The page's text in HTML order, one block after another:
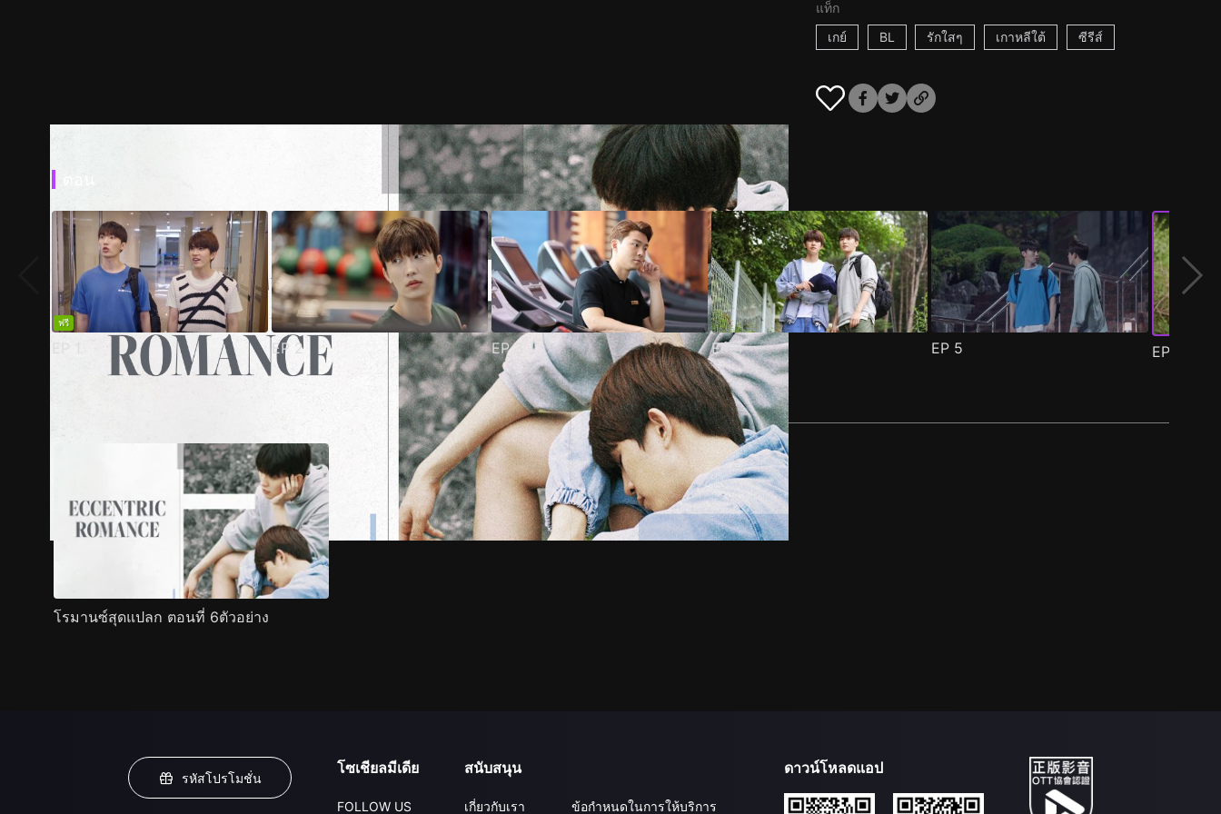
แท็ก
เกย์
BL รักใสๆ เกาหลีใต้ ซีรีส์
ตอน
ฟรี
EP 2 EP3 EP4 EP 5 EP
รายละเอียด
โรมานซ์สุดแปลก ตอนที่ 6ตัวอย่าง
รหัสโปรโมชั่น
โซเชียลมีเดีย
FOLLOW US
สนับสนุน
เกี่ยวกับเรา ข้อกำหนดในการให้บริการ
ดาวน์โหลดแอป